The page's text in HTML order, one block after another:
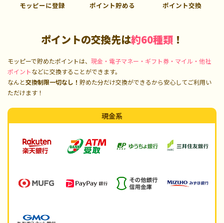
モッピーに登録 ポイント貯める ポイント交換
ポイントの交換先は約60種類 ！
モッピーで貯めたポイントは、 現金・電子マネー・ギフト券・マイル・他社
ポイントなどに交換することができます。
なんと交換制限一切なし！ 貯めた分だけ交換ができるから安心してご利用い
ただけます！
現金系